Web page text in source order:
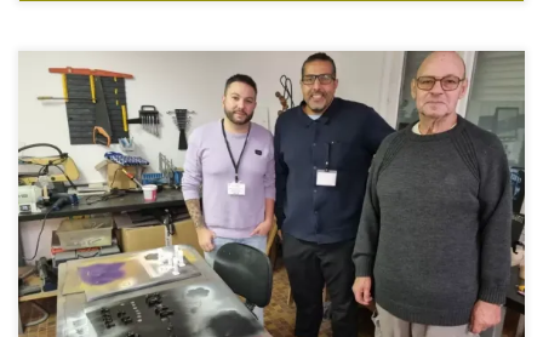
Un bel article est paru cette semaine dans la presse
locale, mettant en lumière le travail mené par Audaces’s
et le Tiers-Lieu Le Briquet autour de l’économie sociale et
solidaire
On y parle :
du FabLab et des projets
créatifs
du Repair Café et de son impact pour les […]